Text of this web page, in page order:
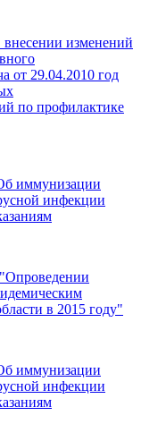
изменений
от 29.04.2010 год
по профилактике
иммунизации
инфекции
в 2015 году"
иммунизации
инфекции